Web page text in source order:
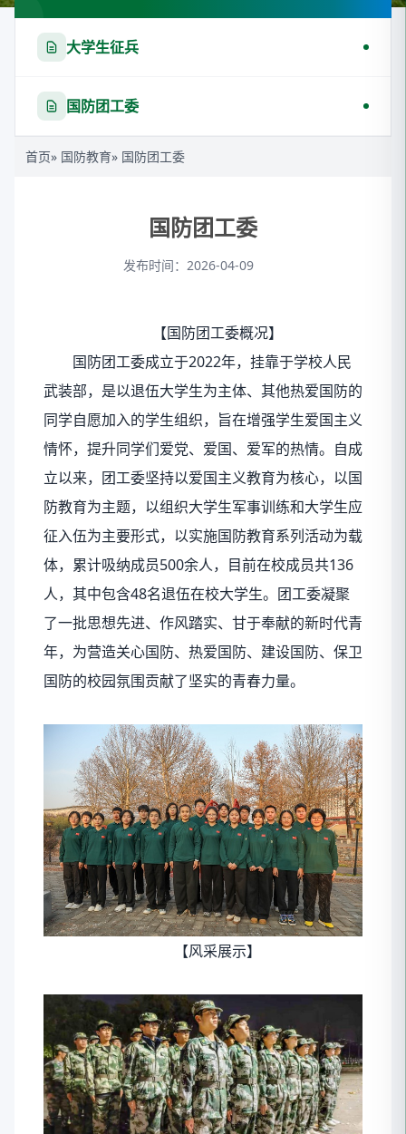
大学生征兵
国防团工委
首页» 国防教育» 国防团工委
国防团工委
发布时间：2026-04-09
【国防团工委概况】
国防团工委成立于2022年，挂靠于学校人民
武装部，是以退伍大学生为主体、其他热爱国防的
同学自愿加入的学生组织，旨在增强学生爱国主义
情怀，提升同学们爱党、爱国、爱军的热情。自成
立以来，团工委坚持以爱国主义教育为核心，以国
防教育为主题，以组织大学生军事训练和大学生应
征入伍为主要形式，以实施国防教育系列活动为载
体，累计吸纳成员500余人，目前在校成员共136
人，其中包含48名退伍在校大学生。团工委凝聚
了一批思想先进、作风踏实、甘于奉献的新时代青
年，为营造关心国防、热爱国防、建设国防、保卫
国防的校园氛围贡献了坚实的青春力量。
【风采展示】